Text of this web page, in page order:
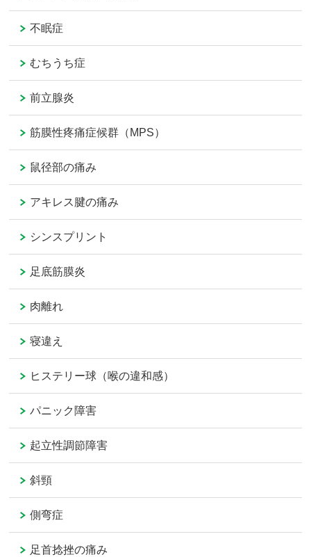
不眠症
むちうち症
前立腺炎
筋膜性疼痛症候群（MPS）
鼠径部の痛み
アキレス腱の痛み
シンスプリント
足底筋膜炎
肉離れ
寝違え
ヒステリー球（喉の違和感）
パニック障害
起立性調節障害
斜頸
側弯症
足首捻挫の痛み